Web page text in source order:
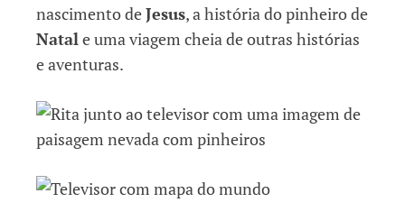
nascimento deJesus, a história do pinheiro de
Natale uma viagem cheia de outras histórias
e aventuras.